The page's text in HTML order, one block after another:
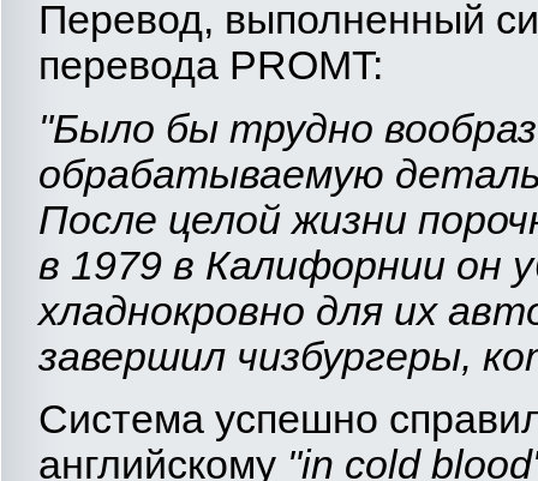
Перевод, выполненный
перевода PROMT:
"Было бы трудно
обрабатываемую
После целой жизни
в 1979 в Калифорнии он
хладнокровно для их
завершил чизбургеры,
Система успешно
английскому "in cold blood